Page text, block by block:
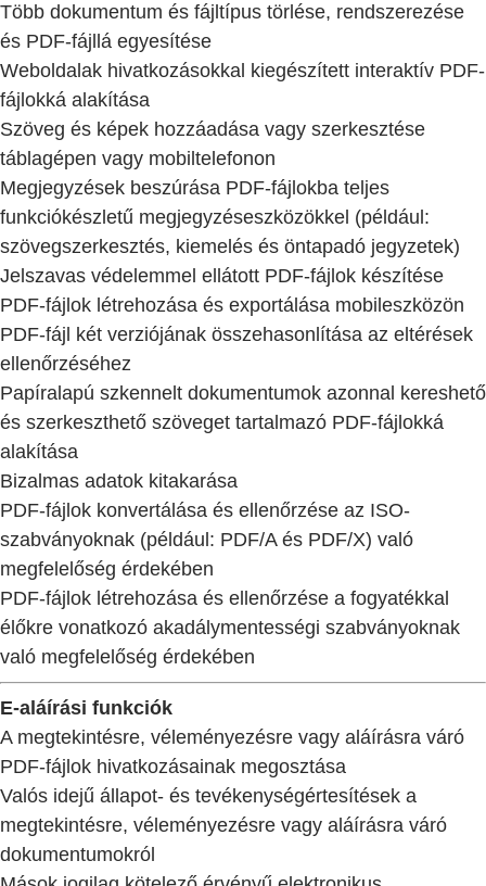
Több dokumentum és fájltípus törlése, rendszerezése
és PDF-fájllá egyesítése
Weboldalak hivatkozásokkal kiegészített interaktív PDF-
fájlokká alakítása
Szöveg és képek hozzáadása vagy szerkesztése
táblagépen vagy mobiltelefonon
Megjegyzések beszúrása PDF-fájlokba teljes
funkciókészletű megjegyzéseszközökkel (például:
szövegszerkesztés, kiemelés és öntapadó jegyzetek)
Jelszavas védelemmel ellátott PDF-fájlok készítése
PDF-fájlok létrehozása és exportálása mobileszközön
PDF-fájl két verziójának összehasonlítása az eltérések
ellenőrzéséhez
Papíralapú szkennelt dokumentumok azonnal kereshető
és szerkeszthető szöveget tartalmazó PDF-fájlokká
alakítása
Bizalmas adatok kitakarása
PDF-fájlok konvertálása és ellenőrzése az ISO-
szabványoknak (például: PDF/A és PDF/X) való
megfelelőség érdekében
PDF-fájlok létrehozása és ellenőrzése a fogyatékkal
élőkre vonatkozó akadálymentességi szabványoknak
való megfelelőség érdekében
E-aláírási funkciók
A megtekintésre, véleményezésre vagy aláírásra váró
PDF-fájlok hivatkozásainak megosztása
Valós idejű állapot- és tevékenységértesítések a
megtekintésre, véleményezésre vagy aláírásra váró
dokumentumokról